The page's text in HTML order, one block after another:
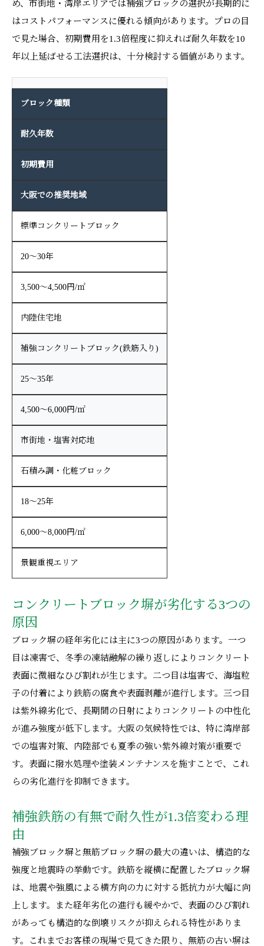
め、市街地・湾岸エリアでは補強ブロックの選択が長期的に
はコストパフォーマンスに優れる傾向があります。プロの目
で見た場合、初期費用を1.3倍程度に抑えれば耐久年数を10
年以上延ばせる工法選択は、十分検討する価値があります。
ブロック種類
耐久年数
初期費用
大阪での推奨地域
標準コンクリートブロック
20〜30年
3,500〜4,500円/㎡
内陸住宅地
補強コンクリートブロック(鉄筋入り)
25〜35年
4,500〜6,000円/㎡
市街地・塩害対応地
石積み調・化粧ブロック
18〜25年
6,000〜8,000円/㎡
景観重視エリア
コンクリートブロック塀が劣化する3つの
原因
ブロック塀の経年劣化には主に3つの原因があります。一つ
目は凍害で、冬季の凍結融解の繰り返しによりコンクリート
表面に微細なひび割れが生じます。二つ目は塩害で、海塩粒
子の付着により鉄筋の腐食や表面剥離が進行します。三つ目
は紫外線劣化で、長期間の日射によりコンクリートの中性化
が進み強度が低下します。大阪の気候特性では、特に湾岸部
での塩害対策、内陸部でも夏季の強い紫外線対策が重要で
す。表面に撥水処理や塗装メンテナンスを施すことで、これ
らの劣化進行を抑制できます。
補強鉄筋の有無で耐久性が1.3倍変わる理
由
補強ブロック塀と無筋ブロック塀の最大の違いは、構造的な
強度と地震時の挙動です。鉄筋を縦横に配置したブロック塀
は、地震や強風による横方向の力に対する抵抗力が大幅に向
上します。また経年劣化の進行も緩やかで、表面のひび割れ
があっても構造的な倒壊リスクが抑えられる特性がありま
す。これまでお客様の現場で見てきた限り、無筋の古い塀は